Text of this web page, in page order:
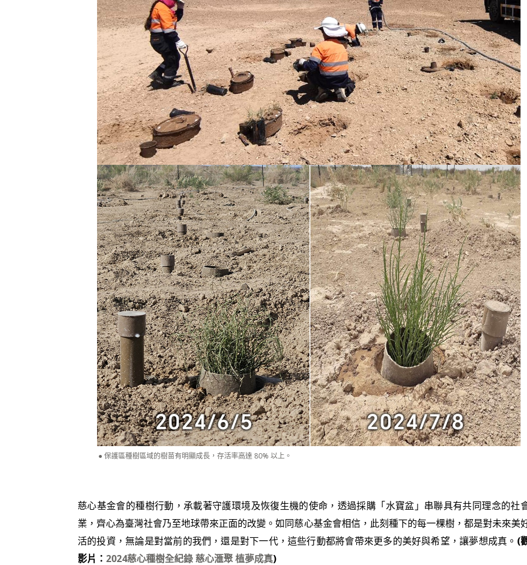
保護區種樹區域的樹苗有明顯成長，存活率高達 80% 以上。
慈心基金會的種樹行動，承載著守護環境及恢復生機的使命，透過採購「水寶盆」串聯具有共同理念的社
業，齊心為臺灣社會乃至地球帶來正面的改變。如同慈心基金會相信，此刻種下的每一棵樹，都是對未來美
活的投資，無論是對當前的我們，還是對下一代，這些行動都將會帶來更多的美好與希望，讓夢想成真。 (
影片： 2024慈心種樹全紀錄 慈心滙聚 植夢成真)